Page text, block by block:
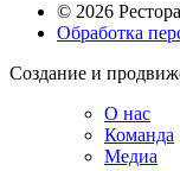
© 2026
Обработка
Создание и
О нас
Команда
Медиа